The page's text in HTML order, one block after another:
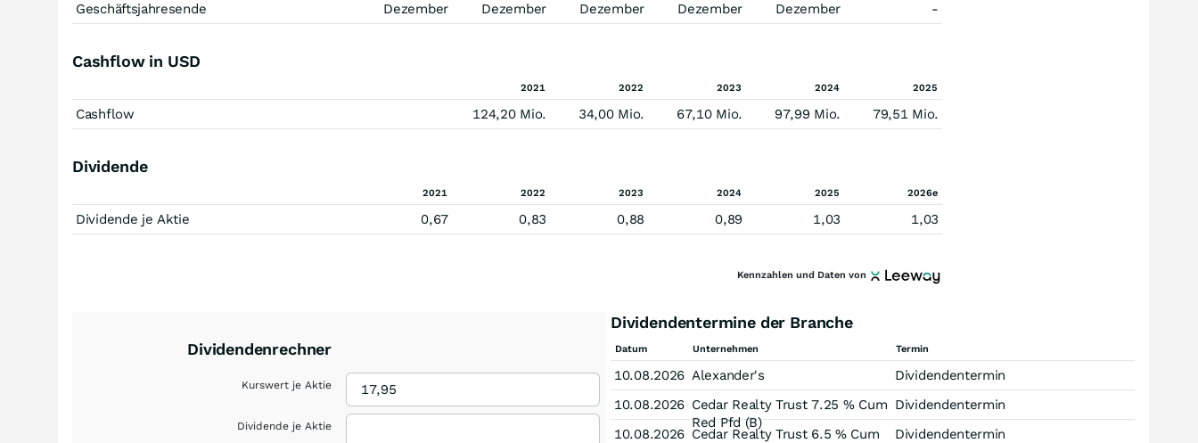
Geschäftsjahresende
Dezember Dezember Dezember Dezember Dezember -
Cashflow in USD
2021 2022 2023 2024 2025
Cashflow 124,20 Mio. 34,00 Mio. 67,10 Mio. 97,99 Mio. 79,51 Mio.
Dividende
2021 2022 2023 2024 2025 2026e
Dividende je Aktie 0,67 0,83 0,88 0,89 1,03 1,03
Kennzahlen und Daten von
Dividendenrechner
Kurswert je Aktie
Dividende je Aktie
Dividendentermine der Branche
Datum Unternehmen Termin
10.08.2026 Alexander's
Dividendentermin
10.08.2026 Cedar Realty Trust 7.25 % Cum
Red Pfd (B)
Dividendentermin
10.08.2026 Cedar Realty Trust 6.5 % Cum
Dividendentermin